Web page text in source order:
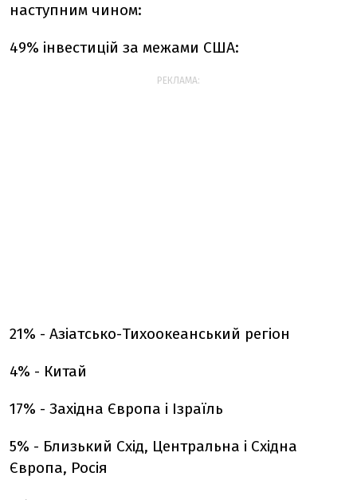
наступним чином:
49% інвестицій за межами США:
РЕКЛАМА:
21% - Азіатсько-Тихоокеанський регіон
4% - Китай
17% - Західна Європа і Ізраїль
5% - Близький Схід, Центральна і Східна
Європа, Росія